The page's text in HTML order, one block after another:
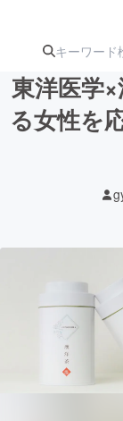
テ
映像
ビジ
東洋医学
る女性を